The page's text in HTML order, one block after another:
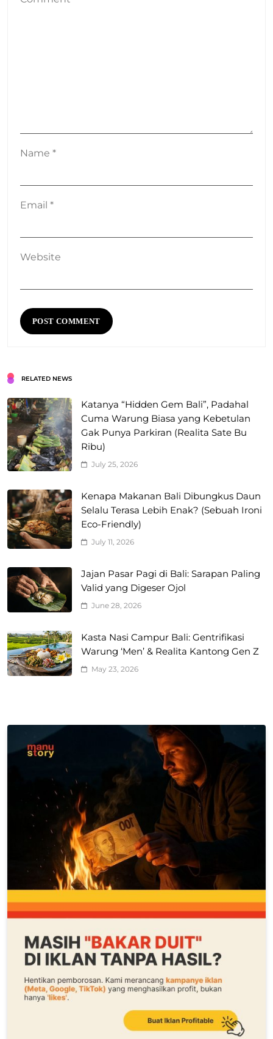
Name *
Email *
Website
RELATED NEWS
Katanya “Hidden Gem Bali”, Padahal
Cuma Warung Biasa yang Kebetulan
Gak Punya Parkiran (Realita Sate Bu
Ribu)
July 25, 2026
Kenapa Makanan Bali Dibungkus Daun
Selalu Terasa Lebih Enak? (Sebuah Ironi
Eco-Friendly)
July 11, 2026
Jajan Pasar Pagi di Bali: Sarapan Paling
Valid yang Digeser Ojol
June 28, 2026
Kasta Nasi Campur Bali: Gentrifikasi
Warung ‘Men’ & Realita Kantong Gen Z
May 23, 2026